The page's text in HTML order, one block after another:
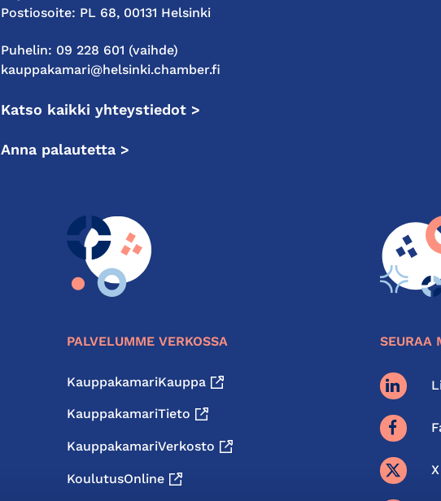
Postiosoite: PL 68, 00131 Helsinki
Puhelin: 09 228 601 (vaihde)
kauppakamari@helsinki.chamber.fi
Katso kaikki yhteystiedot >
Anna palautetta >
PALVELUMME VERKOSSA
KauppakamariKauppa
KauppakamariTieto
KauppakamariVerkosto
KoulutusOnline
SEURAA